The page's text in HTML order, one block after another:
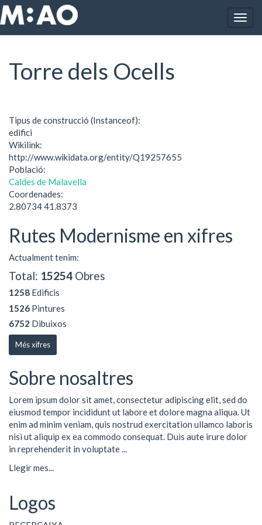
Vés al contingut
Inici Torre dels Ocells
Torre dels Ocells
Tipus de construcció (Instanceof):
edifici
Wikilink:
http://www.wikidata.org/entity/Q19257655
Població:
Caldes de Malavella
Coordenades:
2.80734 41.8373
Rutes Modernisme en xifres
Actualment tenim:
Total: 15254 Obres
1258 Edificis
1526 Pintures
6752 Dibuixos
Més xifres
Sobre nosaltres
Lorem ipsum dolor sit amet, consectetur adipiscing elit, sed do
eiusmod tempor incididunt ut labore et dolore magna aliqua. Ut
enim ad minim veniam, quis nostrud exercitation ullamco laboris
nisi ut aliquip ex ea commodo consequat. Duis aute irure dolor
in reprehenderit in voluptate ...
Llegir mes...
Logos